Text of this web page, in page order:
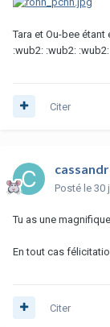
Tara et Ou-bee
:wub2: :wub2: :wub2:
Citer
Posté le 30
Tu as une
En tout cas
Citer